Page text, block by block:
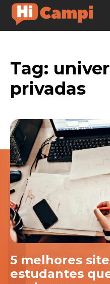
Tag:
privadas
5 melhores
estudantes